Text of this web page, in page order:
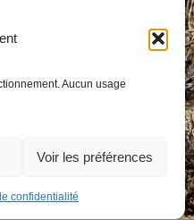
Aucun usage
Voir les préférences
confidentialité